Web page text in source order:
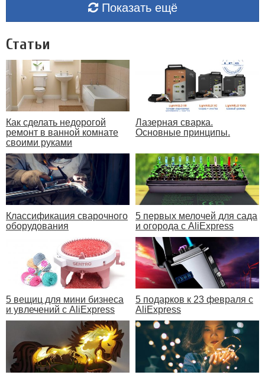
Показать ещё
Статьи
Как сделать недорогой
ремонт в ванной комнате
своими руками
Лазерная сварка.
Основные принципы.
Классификация сварочного
оборудования
5 первых мелочей для сада
и огорода с AliExpress
5 вещиц для мини бизнеса
и увлечений с AliExpress
5 подарков к 23 февраля с
AliExpress